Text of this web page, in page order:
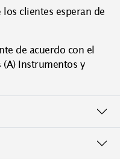
clientes esperan de
de acuerdo con el
(A) Instrumentos y